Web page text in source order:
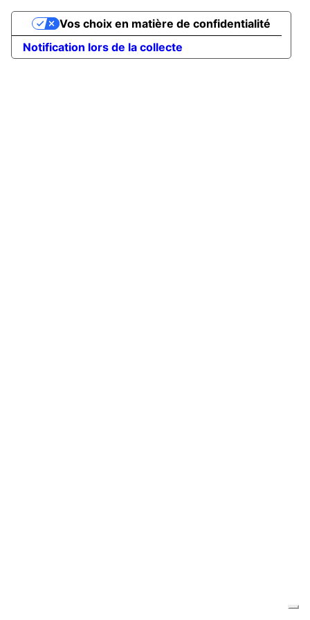
Notification lors de la collecte
Vos choix en matière de confidentialité